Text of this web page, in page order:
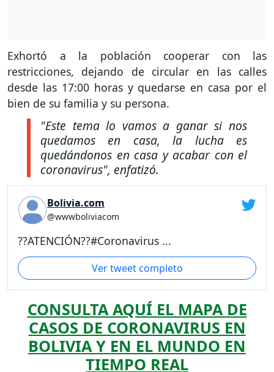
Exhortó a la población cooperar con las
restricciones, dejando de circular en las calles
desde las 17:00 horas y quedarse en casa por el
bien de su familia y su persona.
"Este tema lo vamos a ganar si nos
quedamos en casa, la lucha es
quedándonos en casa y acabar con el
coronavirus", enfatizó.
Bolivia.com
@wwwboliviacom
??ATENCIÓN??#Coronavirus ...
Ver tweet completo
CONSULTA AQUÍ EL MAPA DE
CASOS DE CORONAVIRUS EN
BOLIVIA Y EN EL MUNDO EN
TIEMPO REAL